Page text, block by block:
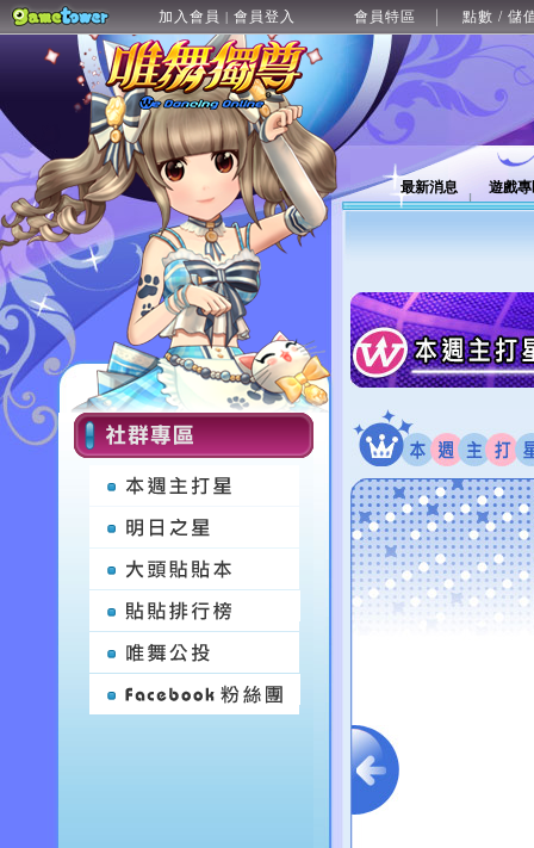
加入會員 | 會員登入 會員特區 點數 / 儲
最新消息 遊戲